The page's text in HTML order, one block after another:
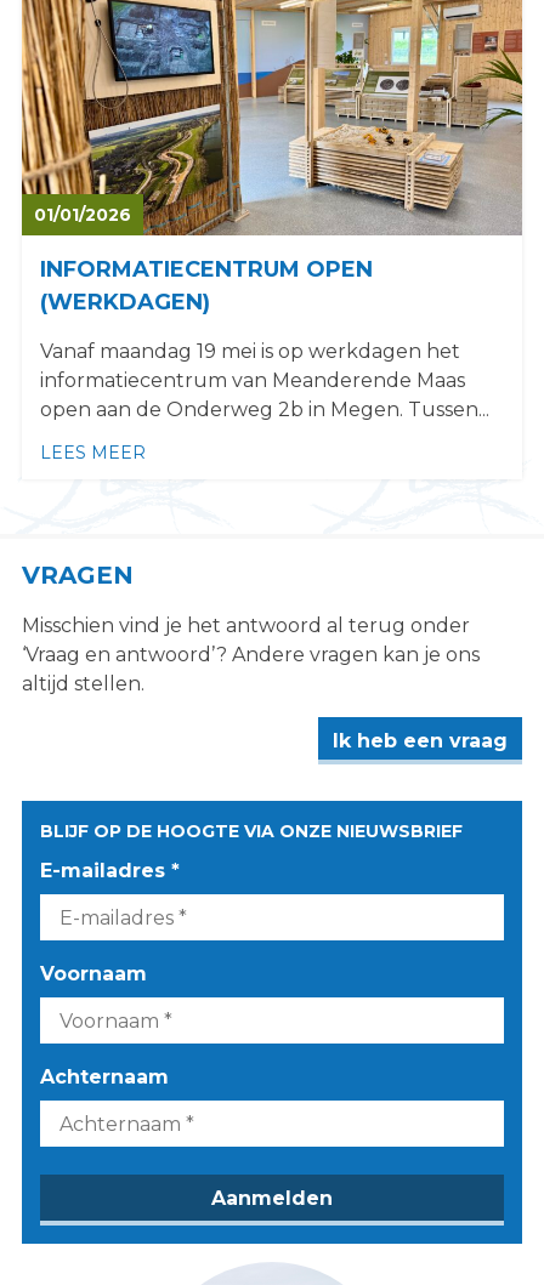
s
i
t
e
"
01/01/2026
INFORMATIECENTRUM OPEN
(WERKDAGEN)
Vanaf maandag 19 mei is op werkdagen het
informatiecentrum van Meanderende Maas
open aan de Onderweg 2b in Megen. Tussen...
LEES MEER
VRAGEN
Misschien vind je het antwoord al terug onder
‘Vraag en antwoord’? Andere vragen kan je ons
altijd stellen.
Ik heb een vraag
BLIJF OP DE HOOGTE VIA ONZE NIEUWSBRIEF
E-mailadres *
Voornaam
Achternaam